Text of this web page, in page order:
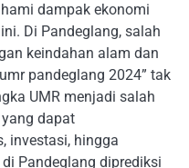
dampak ekonomi
Di Pandeglang, salah
keindahan alam dan
pandeglang 2024” tak
UMR menjadi salah
dapat
investasi, hingga
Pandeglang diprediksi